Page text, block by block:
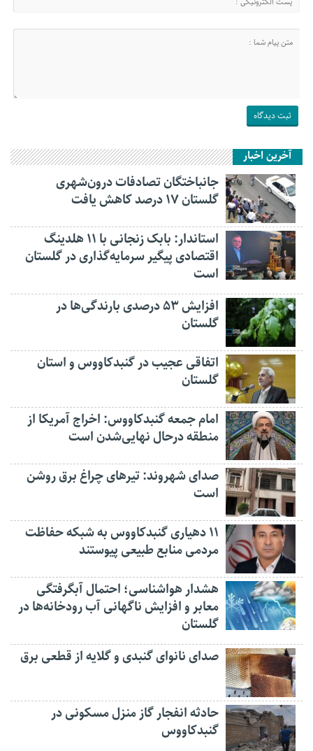
آخرین اخبار
جانباختگان تصادفات درون‌شهری
گلستان ۱۷ درصد کاهش یافت
استاندار: بابک زنجانی با ۱۱ هلدینگ
اقتصادی پیگیر سرمایه‌گذاری در گلستان
است
افزایش ۵۳ درصدی بارندگی‌ها در
گلستان
اتفاقی عجیب در‌ گنبدکاووس و استان
گلستان
امام جمعه گنبدکاووس: اخراج آمریکا از
منطقه درحال نهایی‌شدن است
صدای شهروند: تیرهای چراغ برق روشن
است
۱۱ دهیاری گنبدکاووس به شبکه حفاظت
مردمی منابع طبیعی پیوستند
هشدار هواشناسی؛ احتمال آبگرفتگی
معابر و افزایش ناگهانی آب رودخانه‌ها در
گلستان
صدای نانوای گنبدی و گلایه از قطعی برق
حادثه انفجار گاز منزل مسکونی در
گنبدکاووس